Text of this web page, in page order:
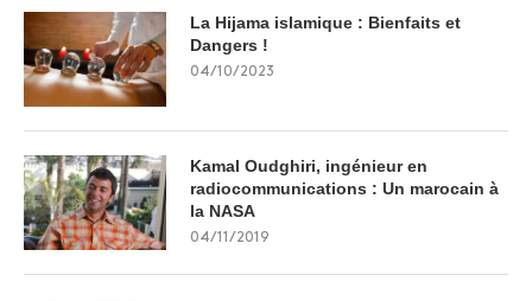
La Hijama islamique : Bienfaits et
Dangers !
04/10/2023
Kamal Oudghiri, ingénieur en
radiocommunications : Un marocain à
la NASA
04/11/2019